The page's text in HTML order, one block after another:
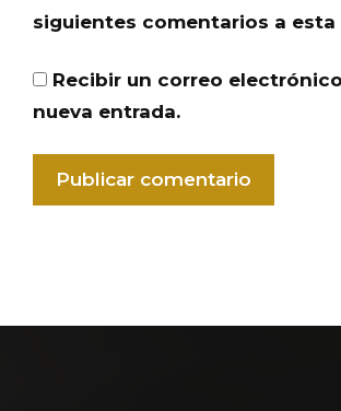
siguientes comentarios a esta
Recibir un correo
nueva entrada.